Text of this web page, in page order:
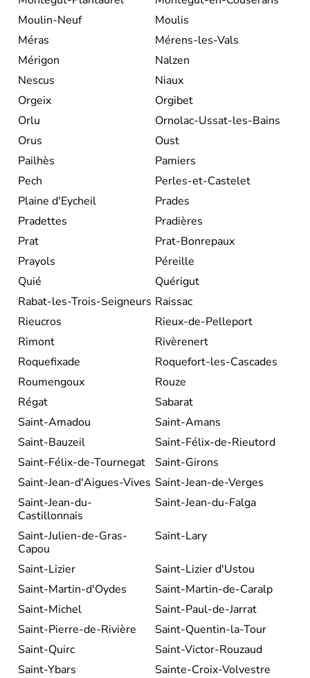
Moulin-Neuf
Moulis
Méras
Mérens-les-Vals
Mérigon
Nalzen
Nescus
Niaux
Orgeix
Orgibet
Orlu
Ornolac-Ussat-les-Bains
Orus
Oust
Pailhès
Pamiers
Pech
Perles-et-Castelet
Plaine d'Eycheil
Prades
Pradettes
Pradières
Prat
Prat-Bonrepaux
Prayols
Péreille
Quié
Quérigut
Rabat-les-Trois-Seigneurs Raissac
Rieucros
Rieux-de-Pelleport
Rimont
Rivèrenert
Roquefixade
Roquefort-les-Cascades
Roumengoux
Rouze
Régat
Sabarat
Saint-Amadou
Saint-Amans
Saint-Bauzeil
Saint-Félix-de-Rieutord
Saint-Félix-de-Tournegat
Saint-Girons
Saint-Jean-d'Aigues-Vives Saint-Jean-de-Verges
Saint-Jean-du-
Castillonnais
Saint-Jean-du-Falga
Saint-Julien-de-Gras-
Capou
Saint-Lary
Saint-Lizier
Saint-Lizier d'Ustou
Saint-Martin-d'Oydes
Saint-Martin-de-Caralp
Saint-Michel
Saint-Paul-de-Jarrat
Saint-Pierre-de-Rivière
Saint-Quentin-la-Tour
Saint-Quirc
Saint-Victor-Rouzaud
Saint-Ybars
Sainte-Croix-Volvestre